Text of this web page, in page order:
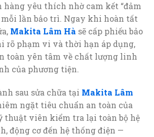
hàng yêu thích nhờ cam kết “đảm
mỗi lần bảo trì. Ngay khi hoàn tất
Makita Lâm Hà sẽ cấp phiếu bảo
rõ phạm vi và thời hạn áp dụng,
toàn yên tâm về chất lượng linh
của phương tiện.
sau sửa chữa tại Makita Lâm
ngặt tiêu chuẩn an toàn của
thuật viên kiểm tra lại toàn bộ hệ
động cơ đến hệ thống điện —